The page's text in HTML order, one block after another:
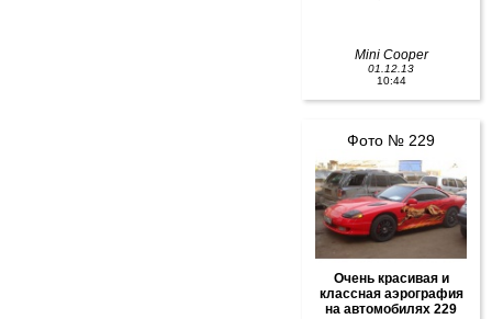
Mini Cooper
01.12.13
10:44
Фото № 229
Очень красивая и
классная аэрография
на автомобилях 229